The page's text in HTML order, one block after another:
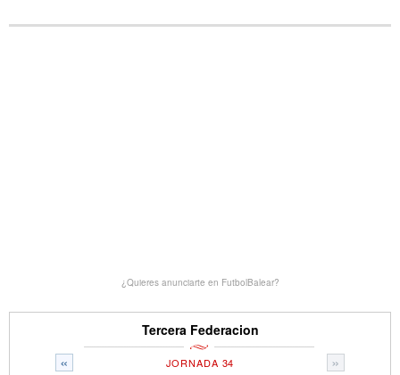
¿Quieres anunciarte en FutbolBalear?
Tercera Federacion
« »
JORNADA 34